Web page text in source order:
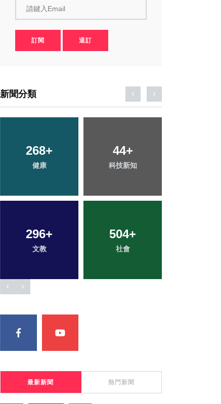
請鍵入Email
訂閱 退訂
新聞分類
148+
專欄
206+
旅遊
84+
宗教
3+
大陸
最新新聞 熱門新聞